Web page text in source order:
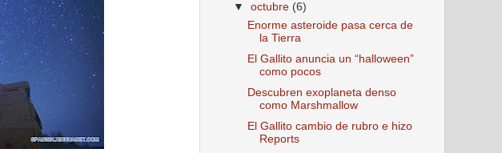
▼octubre (6)
Enorme asteroide pasa cerca de
la Tierra
El Gallito anuncia un “halloween”
como pocos
Descubren exoplaneta denso
como Marshmallow
El Gallito cambio de rubro e hizo
Reports